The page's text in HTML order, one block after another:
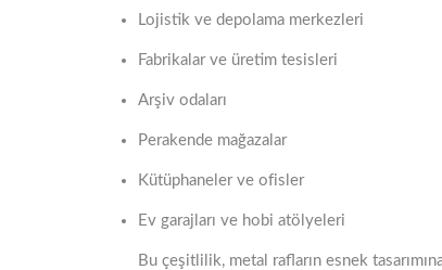
Lojistik ve depolama merkezleri
Fabrikalar ve üretim tesisleri
Arşiv odaları
Perakende mağazalar
Kütüphaneler ve ofisler
Ev garajları ve hobi atölyeleri
Bu çeşitlilik, metal rafların esnek